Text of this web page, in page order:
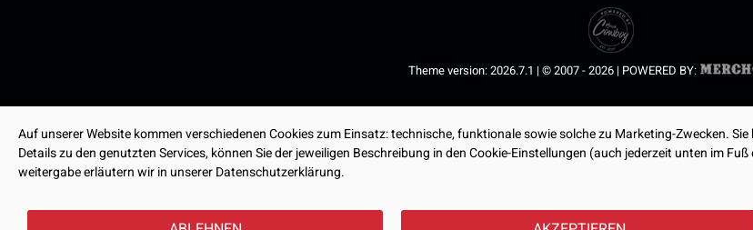
Theme version: 2026.7.1 | © 2007 - 2026 | POWERED BY:
Auf unserer Website kommen verschiedenen Cookies zum Einsatz: technische, funktionale sowie solche zu Marketing-Zwecken.
Details zu den genutzten Services, können Sie der jeweiligen Beschreibung in den Cookie-Einstellungen (auch jederzeit unten im
weitergabe erläutern wir in unserer Datenschutzerklärung.